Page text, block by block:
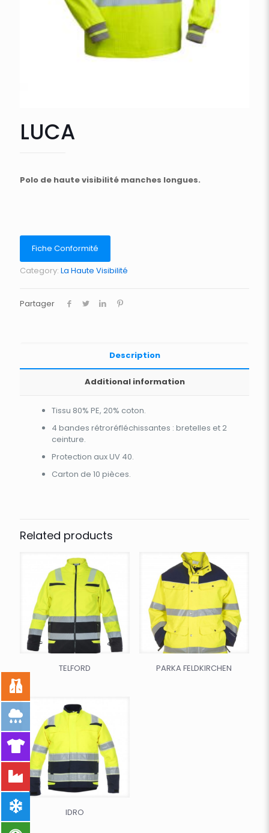
LUCA
Polo de haute visibilité manches longues.
Fiche Conformité
Category: La Haute Visibilité
Partager
Description
Additional information
Tissu 80% PE, 20% coton.
4 bandes rétroréfléchissantes : bretelles et 2
ceinture.
Protection aux UV 40.
Carton de 10 pièces.
Related products
TELFORD PARKA FELDKIRCHEN
IDRO